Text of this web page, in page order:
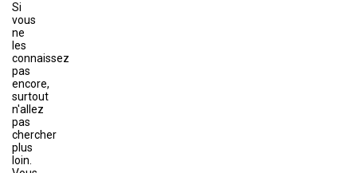
Si
vous
ne
les
connaissez
pas
encore,
surtout
n'allez
pas
chercher
plus
loin.